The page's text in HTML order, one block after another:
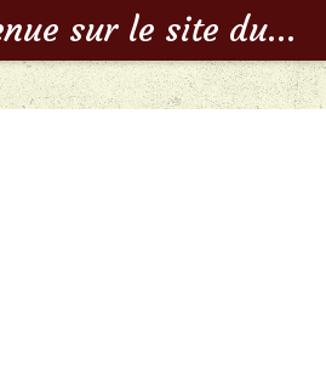
Bienvenue sur le site du Doyenné de Saint-Claude